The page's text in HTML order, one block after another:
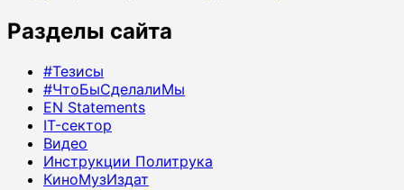
Разделы сайта
#Тезисы
#ЧтоБыСделалиМы
EN Statements
IT-сектор
Видео
Инструкции Политрука
КиноМузИздат